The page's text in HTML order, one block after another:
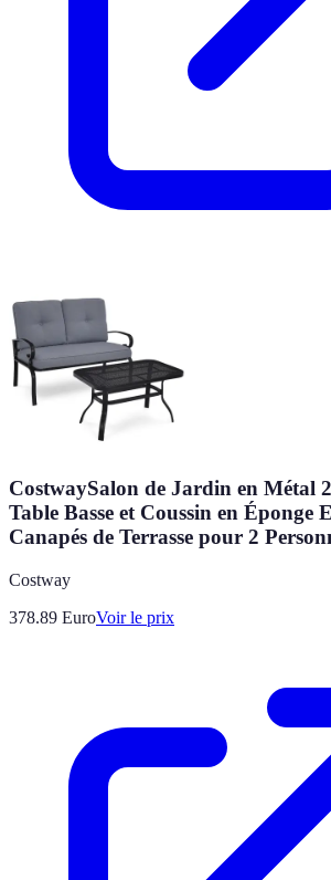
CostwaySalon de Jardin en Métal 2
Table Basse et Coussin en Éponge
Canapés de Terrasse pour 2
Costway
378.89 EuroVoir le prix